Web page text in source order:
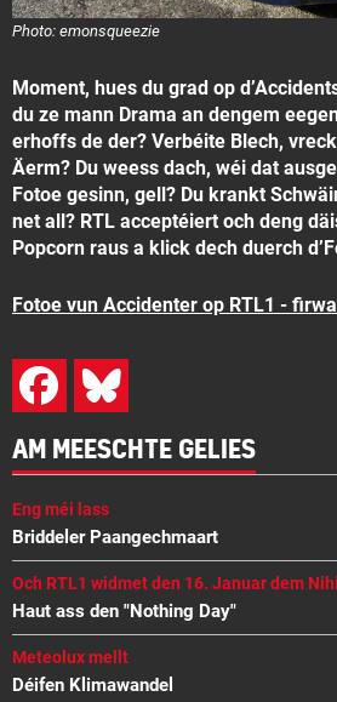
Photo: emonsqueezie
Moment, hues du grad op
du ze mann Drama an dengem
erhoffs de der? Verbéite Blech,
Äerm? Du weess dach, wéi dat
Fotoe gesinn, gell? Du krankt
net all? RTL acceptéiert och deng
Popcorn raus a klick dech duerch
Fotoe vun Accidenter op RTL1 -
AM MEESCHTE GELIES
Eng méi lass
Briddeler Paangechmaart
Och RTL1 widmet den 16. Januar dem
Haut ass den "Nothing Day"
Meteolux mellt
Déifen Klimawandel